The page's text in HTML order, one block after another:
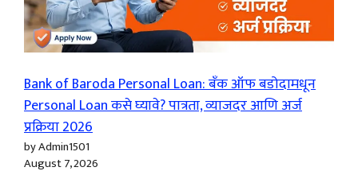
Bank of Baroda Personal Loan: बँक ऑफ बडोदामधून
Personal Loan कसे घ्यावे? पात्रता, व्याजदर आणि अर्ज
प्रक्रिया 2026
by Admin1501
August 7, 2026